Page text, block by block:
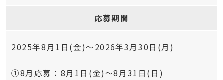
応募期間
2025年8月1日(金)～2026年3月30日(月)
①8月応募：8月1日(金)～8月31日(日)